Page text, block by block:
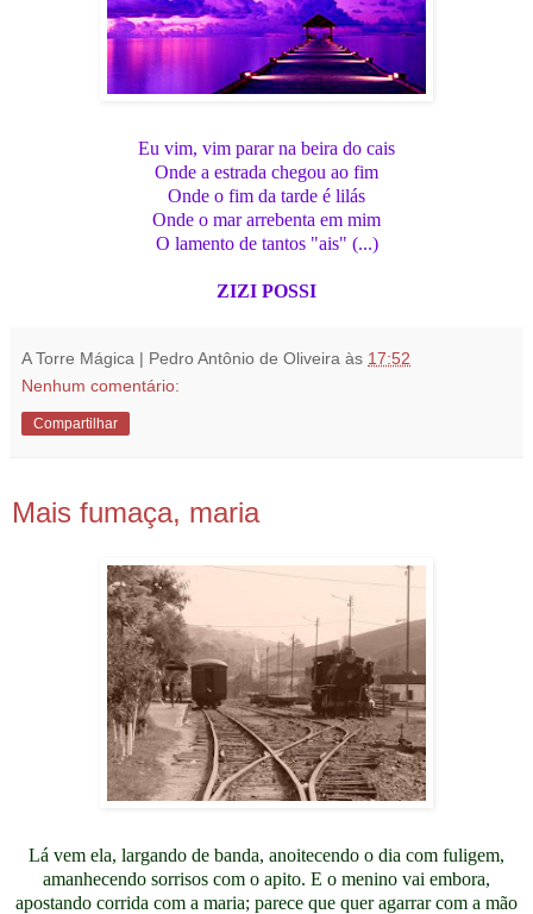
Eu vim, vim parar na beira do cais
Onde a estrada chegou ao fim
Onde o fim da tarde é lilás
Onde o mar arrebenta em mim
O lamento de tantos "ais" (...)
ZIZI POSSI
A Torre Mágica | Pedro Antônio de Oliveira às 17:52
Nenhum comentário:
Compartilhar
Mais fumaça, maria
Lá vem ela, largando de banda, anoitecendo o dia com fuligem,
amanhecendo sorrisos com o apito. E o menino vai embora,
apostando corrida com a maria; parece que quer agarrar com a mão